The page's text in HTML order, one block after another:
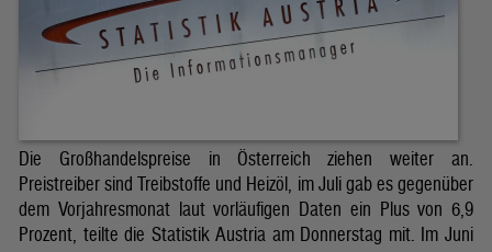
Die Großhandelspreise in Österreich ziehen weiter an.
Preistreiber sind Treibstoffe und Heizöl, im Juli gab es gegenüber
dem Vorjahresmonat laut vorläufigen Daten ein Plus von 6,9
Prozent, teilte die Statistik Austria am Donnerstag mit. Im Juni